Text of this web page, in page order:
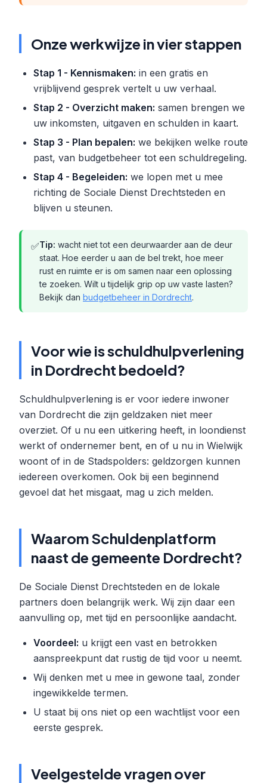
Onze werkwijze in vier stappen
Stap 1 - Kennismaken: in een gratis en
vrijblijvend gesprek vertelt u uw verhaal.
Stap 2 - Overzicht maken: samen brengen we
uw inkomsten, uitgaven en schulden in kaart.
Stap 3 - Plan bepalen: we bekijken welke route
past, van budgetbeheer tot een schuldregeling.
Stap 4 - Begeleiden: we lopen met u mee
richting de Sociale Dienst Drechtsteden en
blijven u steunen.
✅Tip: wacht niet tot een deurwaarder aan de deur
staat. Hoe eerder u aan de bel trekt, hoe meer
rust en ruimte er is om samen naar een oplossing
te zoeken. Wilt u tijdelijk grip op uw vaste lasten?
Bekijk dan budgetbeheer in Dordrecht.
Voor wie is schuldhulpverlening
in Dordrecht bedoeld?
Schuldhulpverlening is er voor iedere inwoner
van Dordrecht die zijn geldzaken niet meer
overziet. Of u nu een uitkering heeft, in loondienst
werkt of ondernemer bent, en of u nu in Wielwijk
woont of in de Stadspolders: geldzorgen kunnen
iedereen overkomen. Ook bij een beginnend
gevoel dat het misgaat, mag u zich melden.
Waarom Schuldenplatform
naast de gemeente Dordrecht?
De Sociale Dienst Drechtsteden en de lokale
partners doen belangrijk werk. Wij zijn daar een
aanvulling op, met tijd en persoonlijke aandacht.
Voordeel: u krijgt een vast en betrokken
aanspreekpunt dat rustig de tijd voor u neemt.
Wij denken met u mee in gewone taal, zonder
ingewikkelde termen.
U staat bij ons niet op een wachtlijst voor een
eerste gesprek.
Veelgestelde vragen over